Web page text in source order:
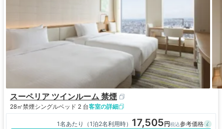
スーペリア ツインルーム 禁煙
28㎡禁煙シングルベッド 2 台客室の詳細
1名あたり（1泊2名利用時） 17,505